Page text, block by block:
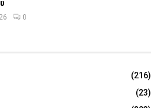
0
(216)
(23)